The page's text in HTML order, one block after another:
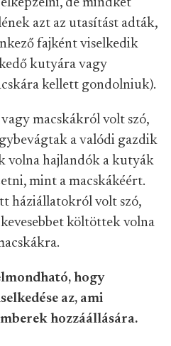
de mindkét
azt az utasítást adták,
fajként viselkedik
kutyára vagy
kellett gondolniuk).
macskákról volt szó,
a valódi gazdik
volna hajlandók a kutyák
mint a macskákéért.
háziállatokról volt szó,
költöttek volna
hogy
az, ami
hozzáállására.